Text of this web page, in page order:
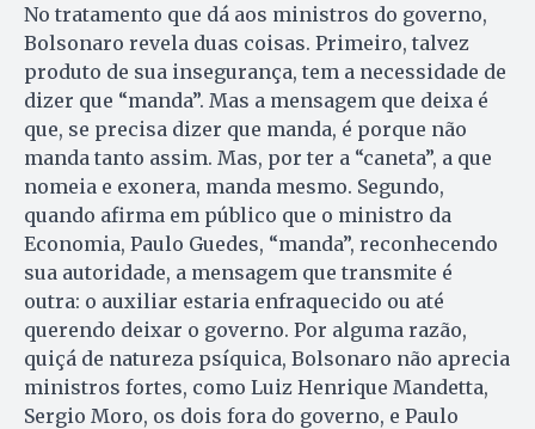
No tratamento que dá aos ministros do governo,
Bolsonaro revela duas coisas. Primeiro, talvez
produto de sua insegurança, tem a necessidade de
dizer que “manda”. Mas a mensagem que deixa é
que, se precisa dizer que manda, é porque não
manda tanto assim. Mas, por ter a “caneta”, a que
nomeia e exonera, manda mesmo. Segundo,
quando afirma em público que o ministro da
Economia, Paulo Guedes, “manda”, reconhecendo
sua autoridade, a mensagem que transmite é
outra: o auxiliar estaria enfraquecido ou até
querendo deixar o governo. Por alguma razão,
quiçá de natureza psíquica, Bolsonaro não aprecia
ministros fortes, como Luiz Henrique Mandetta,
Sergio Moro, os dois fora do governo, e Paulo